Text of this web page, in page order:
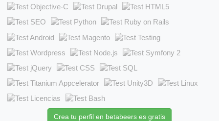
Crea tu perfil en betabeers es gratis